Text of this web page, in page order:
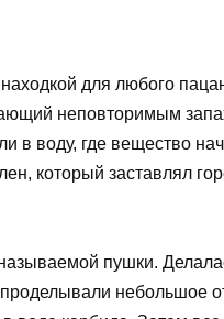
для любого
неповторимым
в воду, где вещество
который заставлял
пушки.
небольшое